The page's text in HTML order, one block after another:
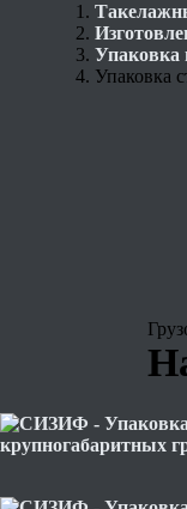
Упаковка
Упаковка